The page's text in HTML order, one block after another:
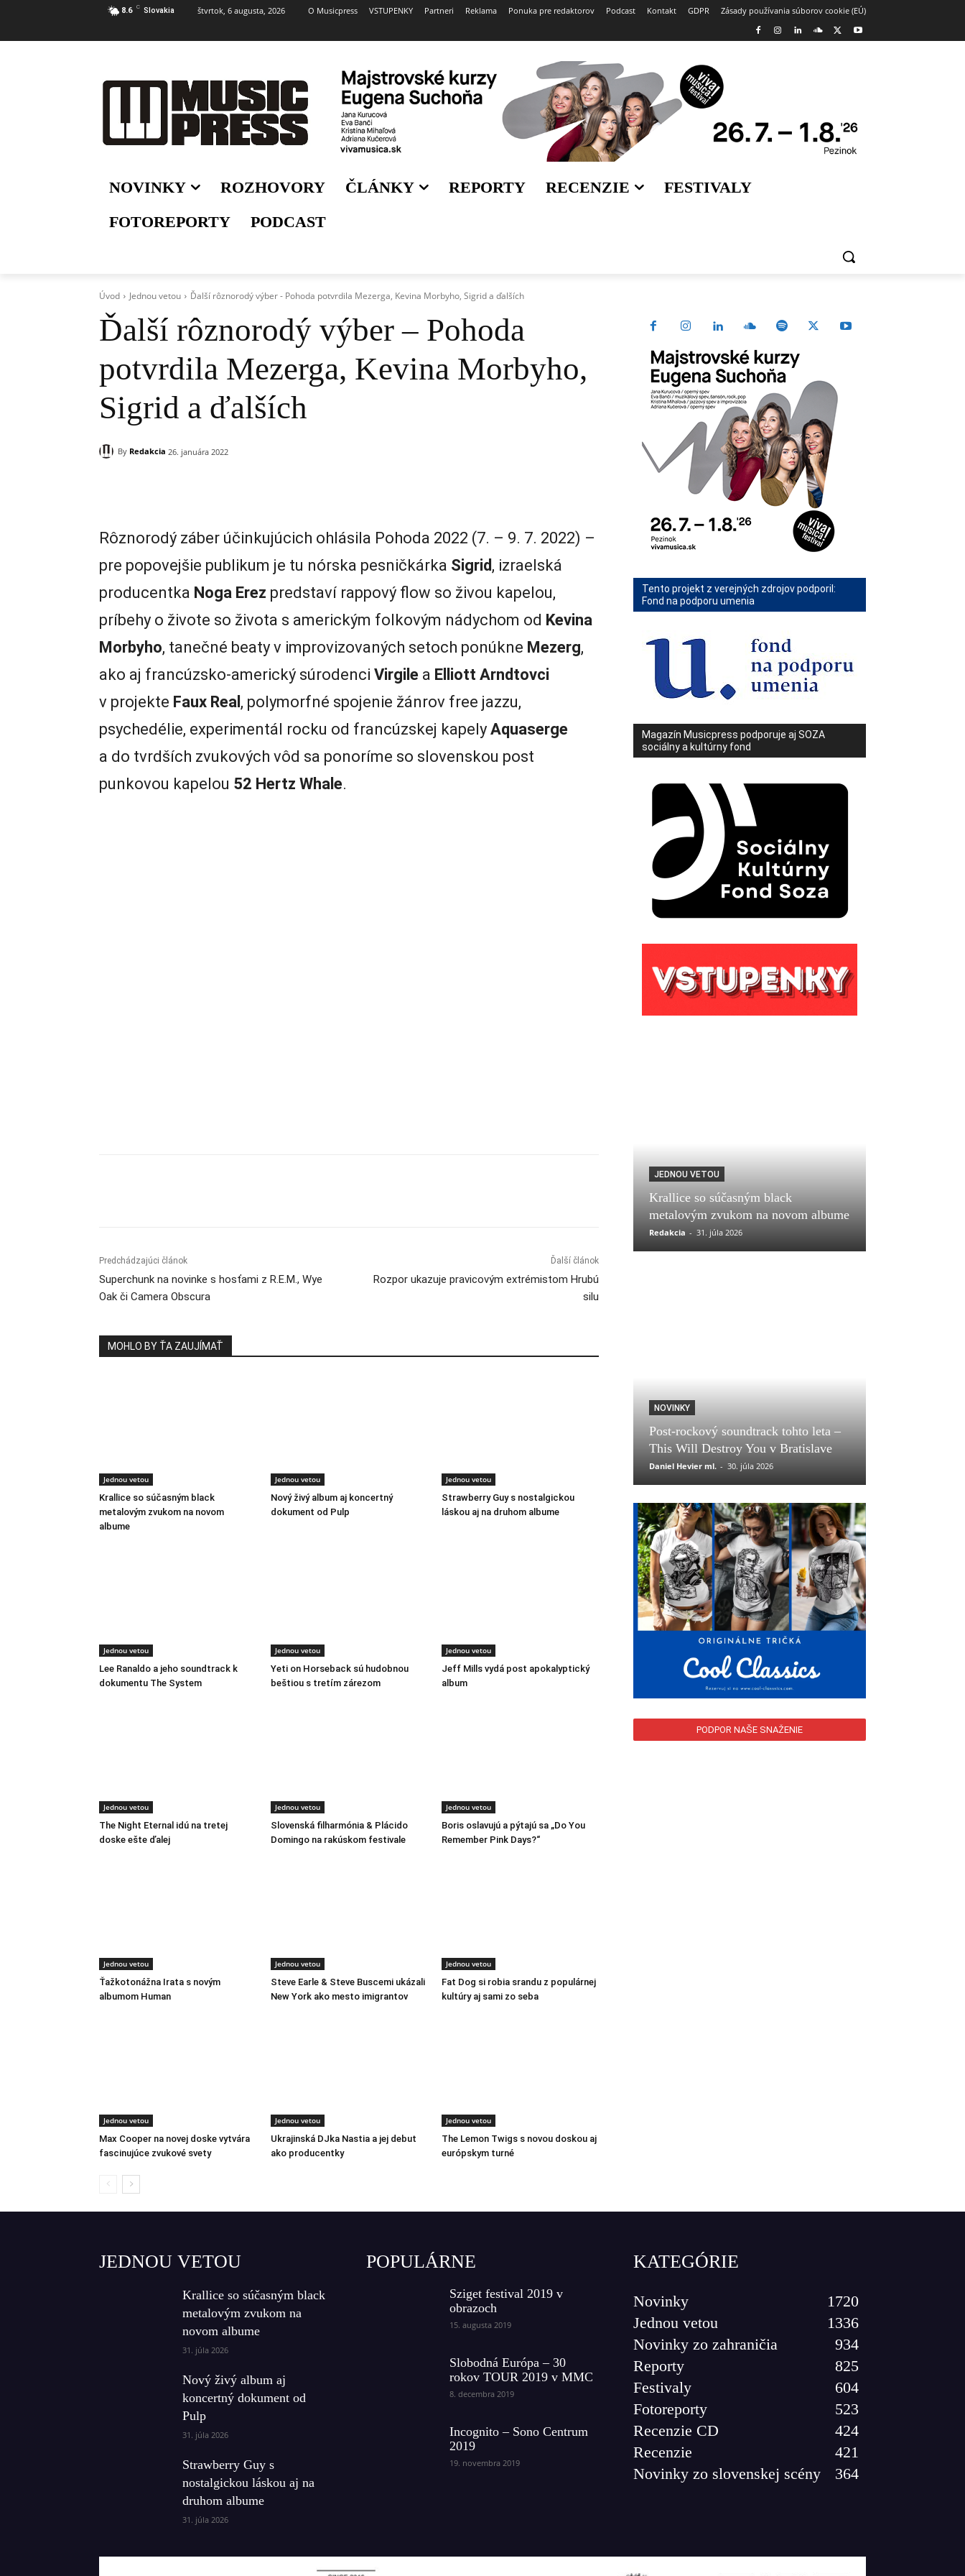
8.6 C Slovakia štvrtok, 6 augusta, 2026 O Musicpress VSTUPENKY Partneri Reklama Ponuka pre redaktorov Podcast Kontakt GDPR Zásady používania súborov cookie (EÚ)
NOVINKY ROZHOVORY ČLÁNKY REPORTY RECENZIE
FESTIVALY
FOTOREPORTY
PODCAST
Úvod Jednou vetou Ďalší rôznorodý výber - Pohoda potvrdila Mezerga, Kevina Morbyho, Sigrid a ďalších
Ďalší rôznorodý výber – Pohoda
potvrdila Mezerga, Kevina Morbyho,
Sigrid a ďalších
By Redakcia 26. januára 2022
Rôznorodý záber účinkujúcich ohlásila Pohoda 2022 (7. – 9. 7. 2022) –
pre popovejšie publikum je tu nórska pesničkárka Sigrid , izraelská
producentka Noga Erez predstaví rappový flow so živou kapelou,
príbehy o živote so života s americkým folkovým nádychom od Kevina
Morbyho, tanečné beaty v improvizovaných setoch ponúkne Mezerg,
ako aj francúzsko-americký súrodenci Virgile a Elliott Arndtovci
v projekte Faux Real , polymorfné spojenie žánrov free jazzu,
psychedélie, experimentál rocku od francúzskej kapely Aquaserge
a do tvrdších zvukových vôd sa ponoríme so slovenskou post
punkovou kapelou 52 Hertz Whale.
Predchádzajúci článok
Superchunk na novinke s hosťami z R.E.M., Wye
Oak či Camera Obscura
Ďalší článok
Rozpor ukazuje pravicovým extrémistom Hrubú
silu
MOHLO BY ŤA ZAUJÍMAŤ
Jednou vetou
Krallice so súčasným black
metalovým zvukom na novom
albume
Jednou vetou
Nový živý album aj koncertný
dokument od Pulp
Jednou vetou
Strawberry Guy s nostalgickou
láskou aj na druhom albume
Jednou vetou
Lee Ranaldo a jeho soundtrack k
dokumentu The System
Jednou vetou
Yeti on Horseback sú hudobnou
beštiou s tretím zárezom
Jednou vetou
Jeff Mills vydá post apokalyptický
album
Jednou vetou
The Night Eternal idú na tretej
doske ešte ďalej
Jednou vetou
Slovenská filharmónia & Plácido
Domingo na rakúskom festivale
Jednou vetou
Boris oslavujú a pýtajú sa „Do You
Remember Pink Days?“
Jednou vetou
Ťažkotonážna Irata s novým
albumom Human
Jednou vetou
Steve Earle & Steve Buscemi ukázali
New York ako mesto imigrantov
Jednou vetou
Fat Dog si robia srandu z populárnej
kultúry aj sami zo seba
Jednou vetou
Max Cooper na novej doske vytvára
fascinujúce zvukové svety
Jednou vetou
Ukrajinská DJka Nastia a jej debut
ako producentky
Jednou vetou
The Lemon Twigs s novou doskou aj
európskym turné
Tento projekt z verejných zdrojov podporil:
Fond na podporu umenia
Magazín Musicpress podporuje aj SOZA
sociálny a kultúrny fond
JEDNOU VETOU
Krallice so súčasným black
metalovým zvukom na novom albume
Redakcia - 31. júla 2026
NOVINKY
Post-rockový soundtrack tohto leta –
This Will Destroy You v Bratislave
Daniel Hevier ml. - 30. júla 2026
PODPOR NAŠE SNAŽENIE
JEDNOU VETOU
Krallice so súčasným black
metalovým zvukom na
novom albume
31. júla 2026
Nový živý album aj
koncertný dokument od
Pulp
31. júla 2026
Strawberry Guy s
nostalgickou láskou aj na
druhom albume
31. júla 2026
POPULÁRNE
Sziget festival 2019 v
obrazoch
15. augusta 2019
Slobodná Európa – 30
rokov TOUR 2019 v MMC
8. decembra 2019
Incognito – Sono Centrum
2019
19. novembra 2019
KATEGÓRIE
Novinky
1720
Jednou vetou
1336
Novinky zo zahraničia
934
Reporty
825
Festivaly
604
Fotoreporty
523
Recenzie CD
424
Recenzie
421
Novinky zo slovenskej scény
364